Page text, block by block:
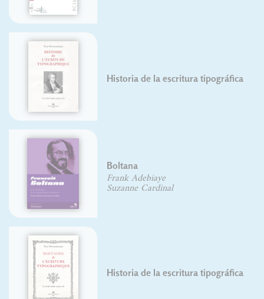
Historia de la escritura tipográfica
Boltana
Frank Adebiaye
Suzanne Cardinal
Historia de la escritura tipográfica